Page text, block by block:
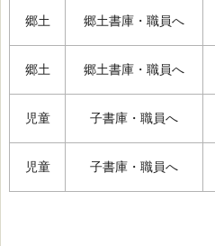
郷土 郷土書庫・職員へ
郷土 郷土書庫・職員へ
児童 子書庫・職員へ
児童 子書庫・職員へ